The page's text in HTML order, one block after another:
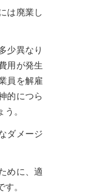
は廃業し
少異なり
用が発生
員を解雇
的につら
。
ダメージ
めに、適
。